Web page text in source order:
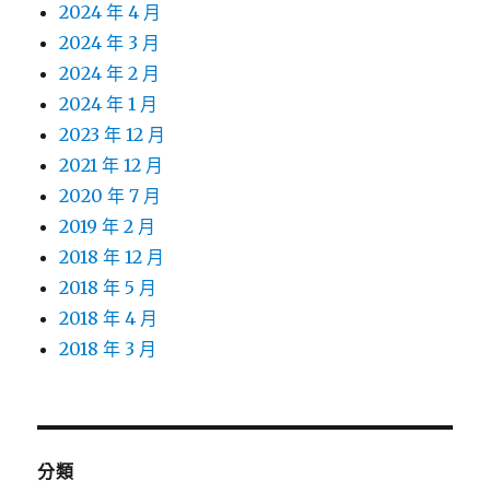
2024 年 4 月
2024 年 3 月
2024 年 2 月
2024 年 1 月
2023 年 12 月
2021 年 12 月
2020 年 7 月
2019 年 2 月
2018 年 12 月
2018 年 5 月
2018 年 4 月
2018 年 3 月
分類